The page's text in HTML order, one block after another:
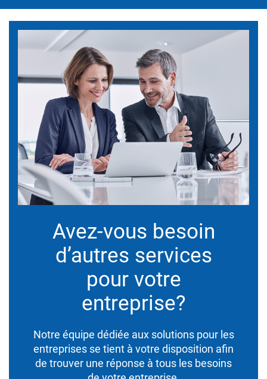
Avez-vous besoin
d’autres services
pour votre
entreprise?
Notre équipe dédiée aux solutions pour les
entreprises se tient à votre disposition afin
de trouver une réponse à tous les besoins